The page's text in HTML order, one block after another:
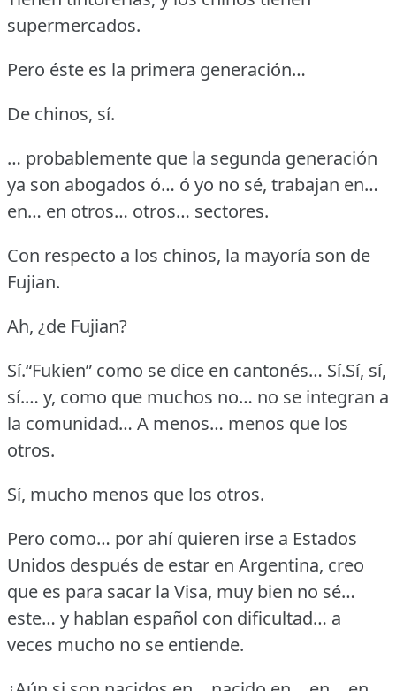
supermercados.
Pero éste es la primera generación…
De chinos, sí.
… probablemente que la segunda generación
ya son abogados ó… ó yo no sé, trabajan en…
en… en otros… otros… sectores.
Con respecto a los chinos, la mayoría son de
Fujian.
Ah, ¿de Fujian?
Sí.“Fukien” como se dice en cantonés… Sí.Sí, sí,
sí.… y, como que muchos no… no se integran a
la comunidad… A menos… menos que los
otros.
Sí, mucho menos que los otros.
Pero como… por ahí quieren irse a Estados
Unidos después de estar en Argentina, creo
que es para sacar la Visa, muy bien no sé…
este… y hablan español con dificultad… a
veces mucho no se entiende.